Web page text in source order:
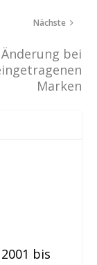
Nächste
bei
Marken
bis